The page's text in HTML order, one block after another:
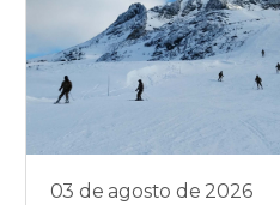
03 de agosto de 2026